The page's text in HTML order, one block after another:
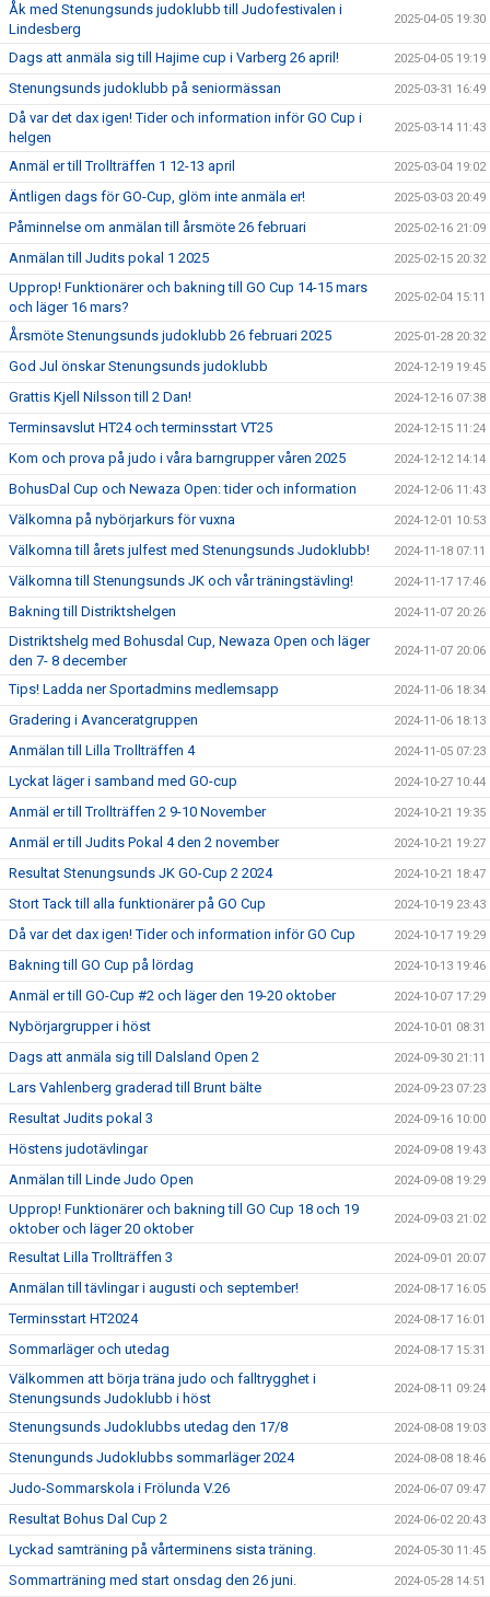
Åk med Stenungsunds judoklubb till Judofestivalen i
Lindesberg
2025-04-05 19:30
Dags att anmäla sig till Hajime cup i Varberg 26 april! 2025-04-05 19:19
Stenungsunds judoklubb på seniormässan 2025-03-31 16:49
Då var det dax igen! Tider och information inför GO Cup i
helgen
2025-03-14 11:43
Anmäl er till Trollträffen 1 12-13 april 2025-03-04 19:02
Äntligen dags för GO-Cup, glöm inte anmäla er! 2025-03-03 20:49
Påminnelse om anmälan till årsmöte 26 februari 2025-02-16 21:09
Anmälan till Judits pokal 1 2025 2025-02-15 20:32
Upprop! Funktionärer och bakning till GO Cup 14-15 mars
och läger 16 mars?
2025-02-04 15:11
Årsmöte Stenungsunds judoklubb 26 februari 2025 2025-01-28 20:32
God Jul önskar Stenungsunds judoklubb 2024-12-19 19:45
Grattis Kjell Nilsson till 2 Dan! 2024-12-16 07:38
Terminsavslut HT24 och terminsstart VT25 2024-12-15 11:24
Kom och prova på judo i våra barngrupper våren 2025 2024-12-12 14:14
BohusDal Cup och Newaza Open: tider och information 2024-12-06 11:43
Välkomna på nybörjarkurs för vuxna 2024-12-01 10:53
Välkomna till årets julfest med Stenungsunds Judoklubb! 2024-11-18 07:11
Välkomna till Stenungsunds JK och vår träningstävling! 2024-11-17 17:46
Bakning till Distriktshelgen 2024-11-07 20:26
Distriktshelg med Bohusdal Cup, Newaza Open och läger
den 7- 8 december
2024-11-07 20:06
Tips! Ladda ner Sportadmins medlemsapp 2024-11-06 18:34
Gradering i Avanceratgruppen 2024-11-06 18:13
Anmälan till Lilla Trollträffen 4 2024-11-05 07:23
Lyckat läger i samband med GO-cup 2024-10-27 10:44
Anmäl er till Trollträffen 2 9-10 November 2024-10-21 19:35
Anmäl er till Judits Pokal 4 den 2 november 2024-10-21 19:27
Resultat Stenungsunds JK GO-Cup 2 2024 2024-10-21 18:47
Stort Tack till alla funktionärer på GO Cup 2024-10-19 23:43
Då var det dax igen! Tider och information inför GO Cup 2024-10-17 19:29
Bakning till GO Cup på lördag 2024-10-13 19:46
Anmäl er till GO-Cup #2 och läger den 19-20 oktober 2024-10-07 17:29
Nybörjargrupper i höst 2024-10-01 08:31
Dags att anmäla sig till Dalsland Open 2 2024-09-30 21:11
Lars Vahlenberg graderad till Brunt bälte 2024-09-23 07:23
Resultat Judits pokal 3 2024-09-16 10:00
Höstens judotävlingar 2024-09-08 19:43
Anmälan till Linde Judo Open 2024-09-08 19:29
Upprop! Funktionärer och bakning till GO Cup 18 och 19
oktober och läger 20 oktober
2024-09-03 21:02
Resultat Lilla Trollträffen 3 2024-09-01 20:07
Anmälan till tävlingar i augusti och september! 2024-08-17 16:05
Terminsstart HT2024 2024-08-17 16:01
Sommarläger och utedag 2024-08-17 15:31
Välkommen att börja träna judo och falltrygghet i
Stenungsunds Judoklubb i höst
2024-08-11 09:24
Stenungsunds Judoklubbs utedag den 17/8 2024-08-08 19:03
Stenungunds Judoklubbs sommarläger 2024 2024-08-08 18:46
Judo-Sommarskola i Frölunda V.26 2024-06-07 09:47
Resultat Bohus Dal Cup 2 2024-06-02 20:43
Lyckad samträning på vårterminens sista träning. 2024-05-30 11:45
Sommarträning med start onsdag den 26 juni. 2024-05-28 14:51